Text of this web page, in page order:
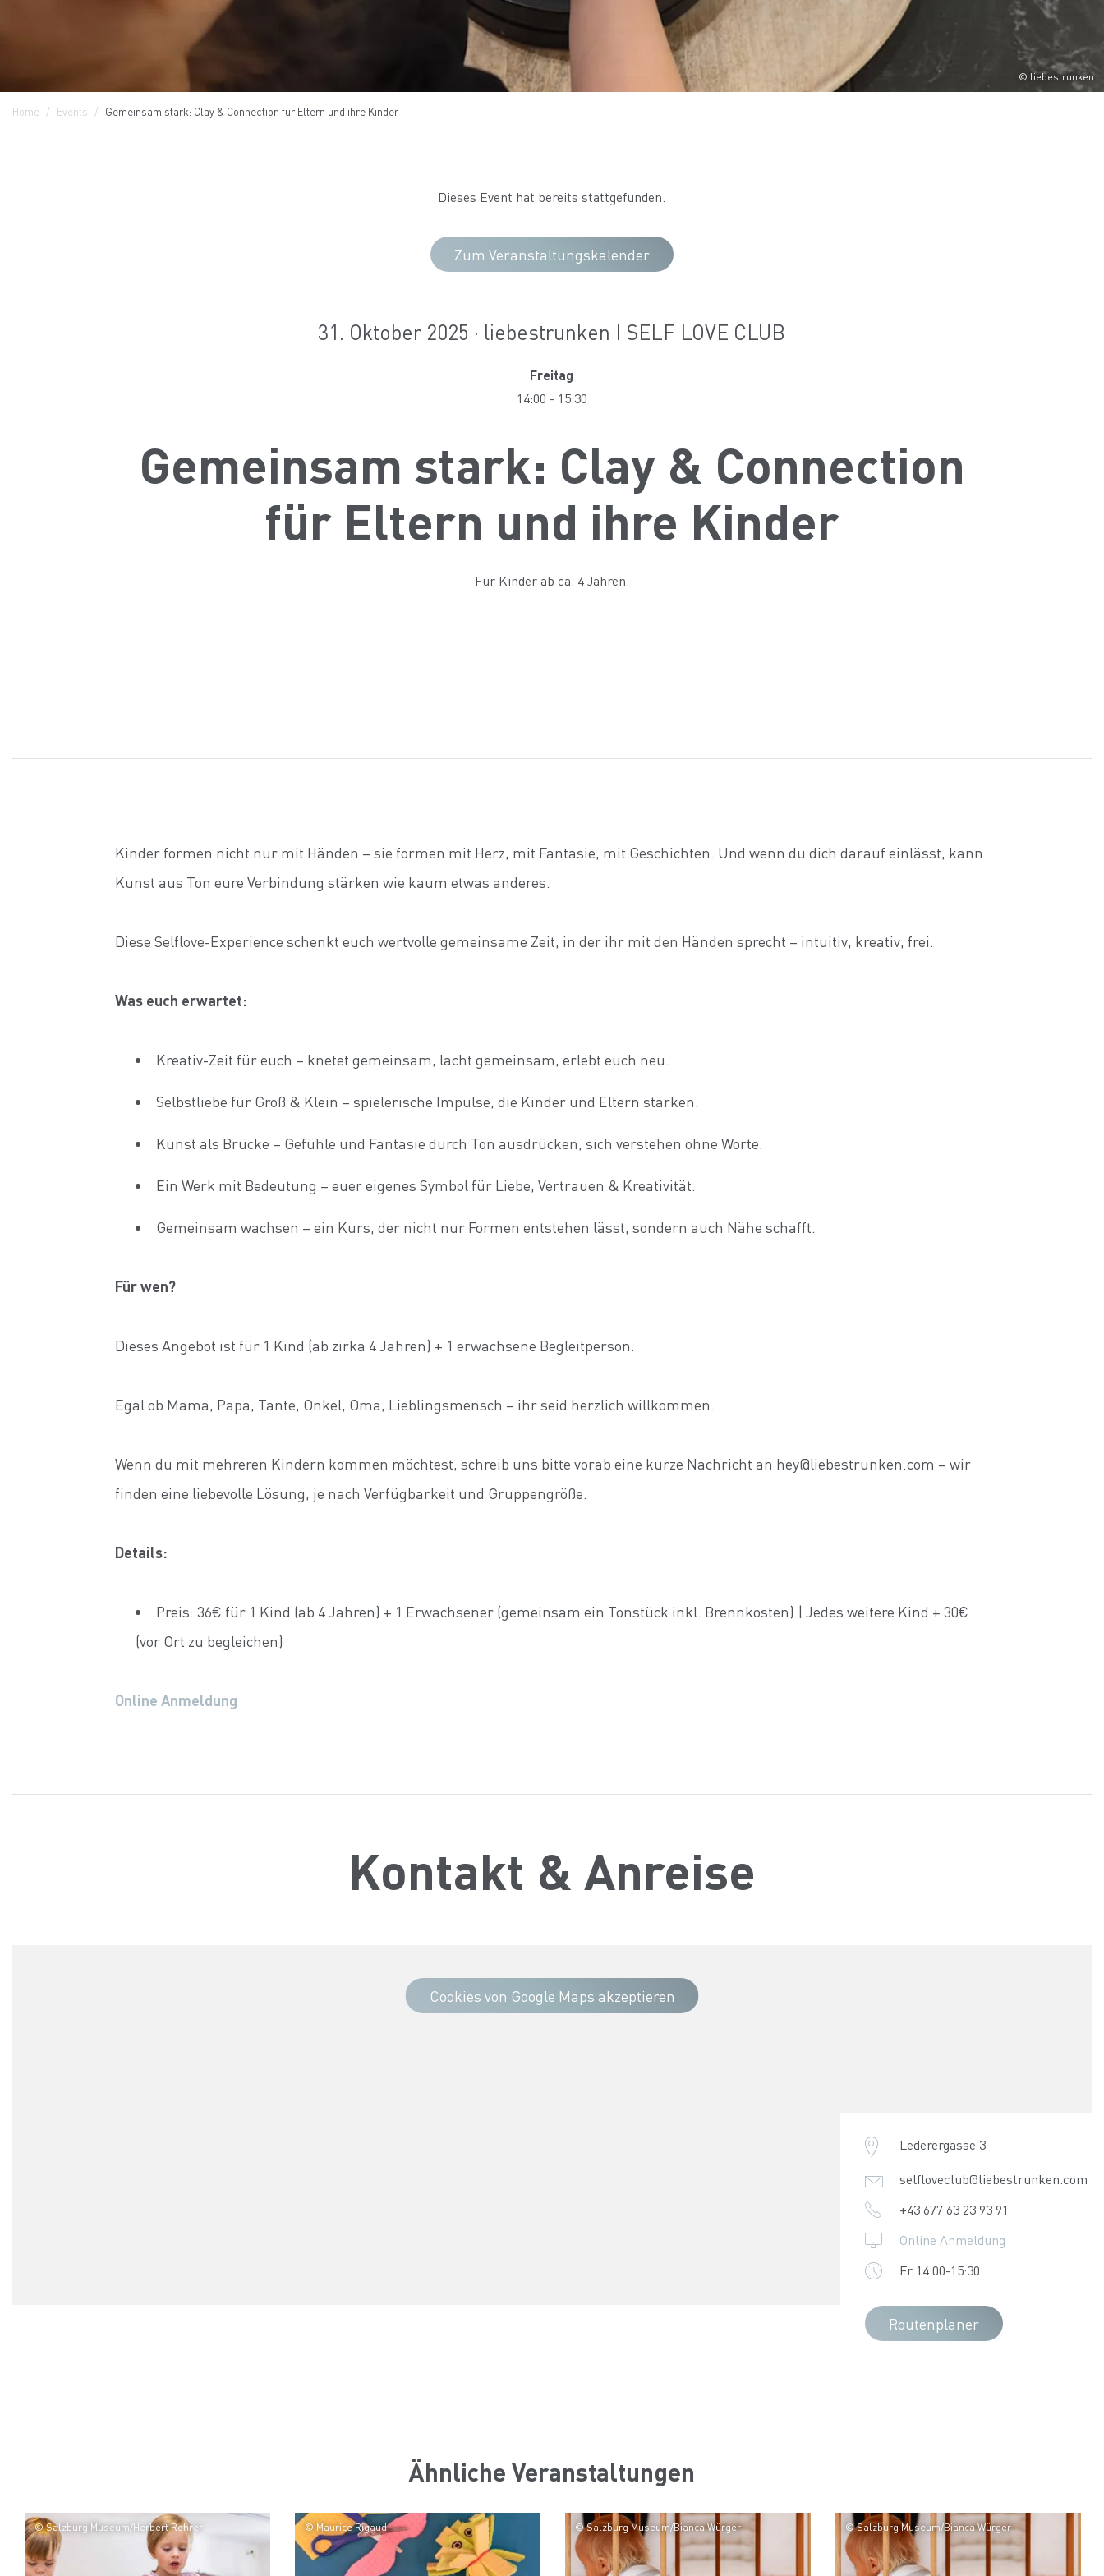
© liebestrunken
Home Events Gemeinsam stark: Clay & Connection für Eltern und ihre Kinder
Dieses Event hat bereits stattgefunden.
Zum Veranstaltungskalender
31. Oktober 2025 · liebestrunken I SELF LOVE CLUB
Freitag
14:00 - 15:30
Gemeinsam stark: Clay & Connection
für Eltern und ihre Kinder
Für Kinder ab ca. 4 Jahren.
Kinder formen nicht nur mit Händen – sie formen mit Herz, mit Fantasie, mit Geschichten. Und wenn du dich darauf einlässt, kann
Kunst aus Ton eure Verbindung stärken wie kaum etwas anderes.
Diese Selflove-Experience schenkt euch wertvolle gemeinsame Zeit, in der ihr mit den Händen sprecht – intuitiv, kreativ, frei.
Was euch erwartet:
Kreativ-Zeit für euch – knetet gemeinsam, lacht gemeinsam, erlebt euch neu.
Selbstliebe für Groß & Klein – spielerische Impulse, die Kinder und Eltern stärken.
Kunst als Brücke – Gefühle und Fantasie durch Ton ausdrücken, sich verstehen ohne Worte.
Ein Werk mit Bedeutung – euer eigenes Symbol für Liebe, Vertrauen & Kreativität.
Gemeinsam wachsen – ein Kurs, der nicht nur Formen entstehen lässt, sondern auch Nähe schafft.
Für wen?
Dieses Angebot ist für 1 Kind (ab zirka 4 Jahren) + 1 erwachsene Begleitperson.
Egal ob Mama, Papa, Tante, Onkel, Oma, Lieblingsmensch – ihr seid herzlich willkommen.
Wenn du mit mehreren Kindern kommen möchtest, schreib uns bitte vorab eine kurze Nachricht an hey@liebestrunken.com – wir
finden eine liebevolle Lösung, je nach Verfügbarkeit und Gruppengröße.
Details:
Preis: 36€ für 1 Kind (ab 4 Jahren) + 1 Erwachsener (gemeinsam ein Tonstück inkl. Brennkosten) | Jedes weitere Kind + 30€
(vor Ort zu begleichen)
Online Anmeldung
Kontakt & Anreise
Cookies von Google Maps akzeptieren
Lederergasse 3
selfloveclub@liebestrunken.com
+43 677 63 23 93 91
Online Anmeldung
Fr 14:00-15:30
Routenplaner
Ähnliche Veranstaltungen
© Salzburg Museum/Herbert Rohrer © Maurice Rigaud © Salzburg Museum/Bianca Würger © Salzburg Museum/Bianca Würger